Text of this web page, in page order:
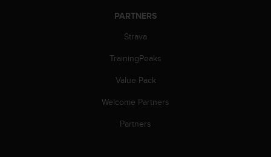
PARTNERS
Strava
TrainingPeaks
Value Pack
Welcome Partners
Partners